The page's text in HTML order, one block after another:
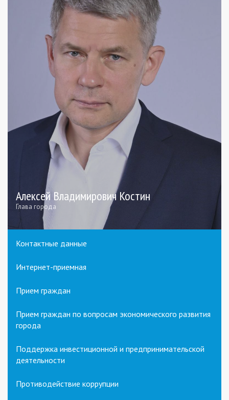
Алексей Владимирович Костин
Глава города
Контактные данные
Интернет-приемная
Прием граждан
Прием граждан по вопросам экономического развития
города
Поддержка инвестиционной и предпринимательской
деятельности
Противодействие коррупции